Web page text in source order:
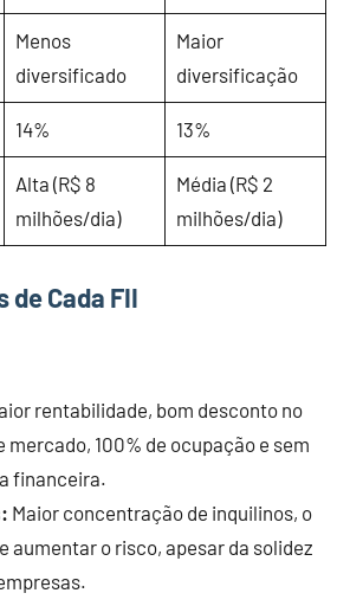
Menos
diversificado
Maior
diversificação
14% 13%
Alta (R$ 8
milhões/dia)
Média (R$ 2
milhões/dia)
de Cada FII
rentabilidade, bom desconto no
mercado, 100% de ocupação e sem
financeira.
Maior concentração de inquilinos, o
aumentar o risco, apesar da solidez